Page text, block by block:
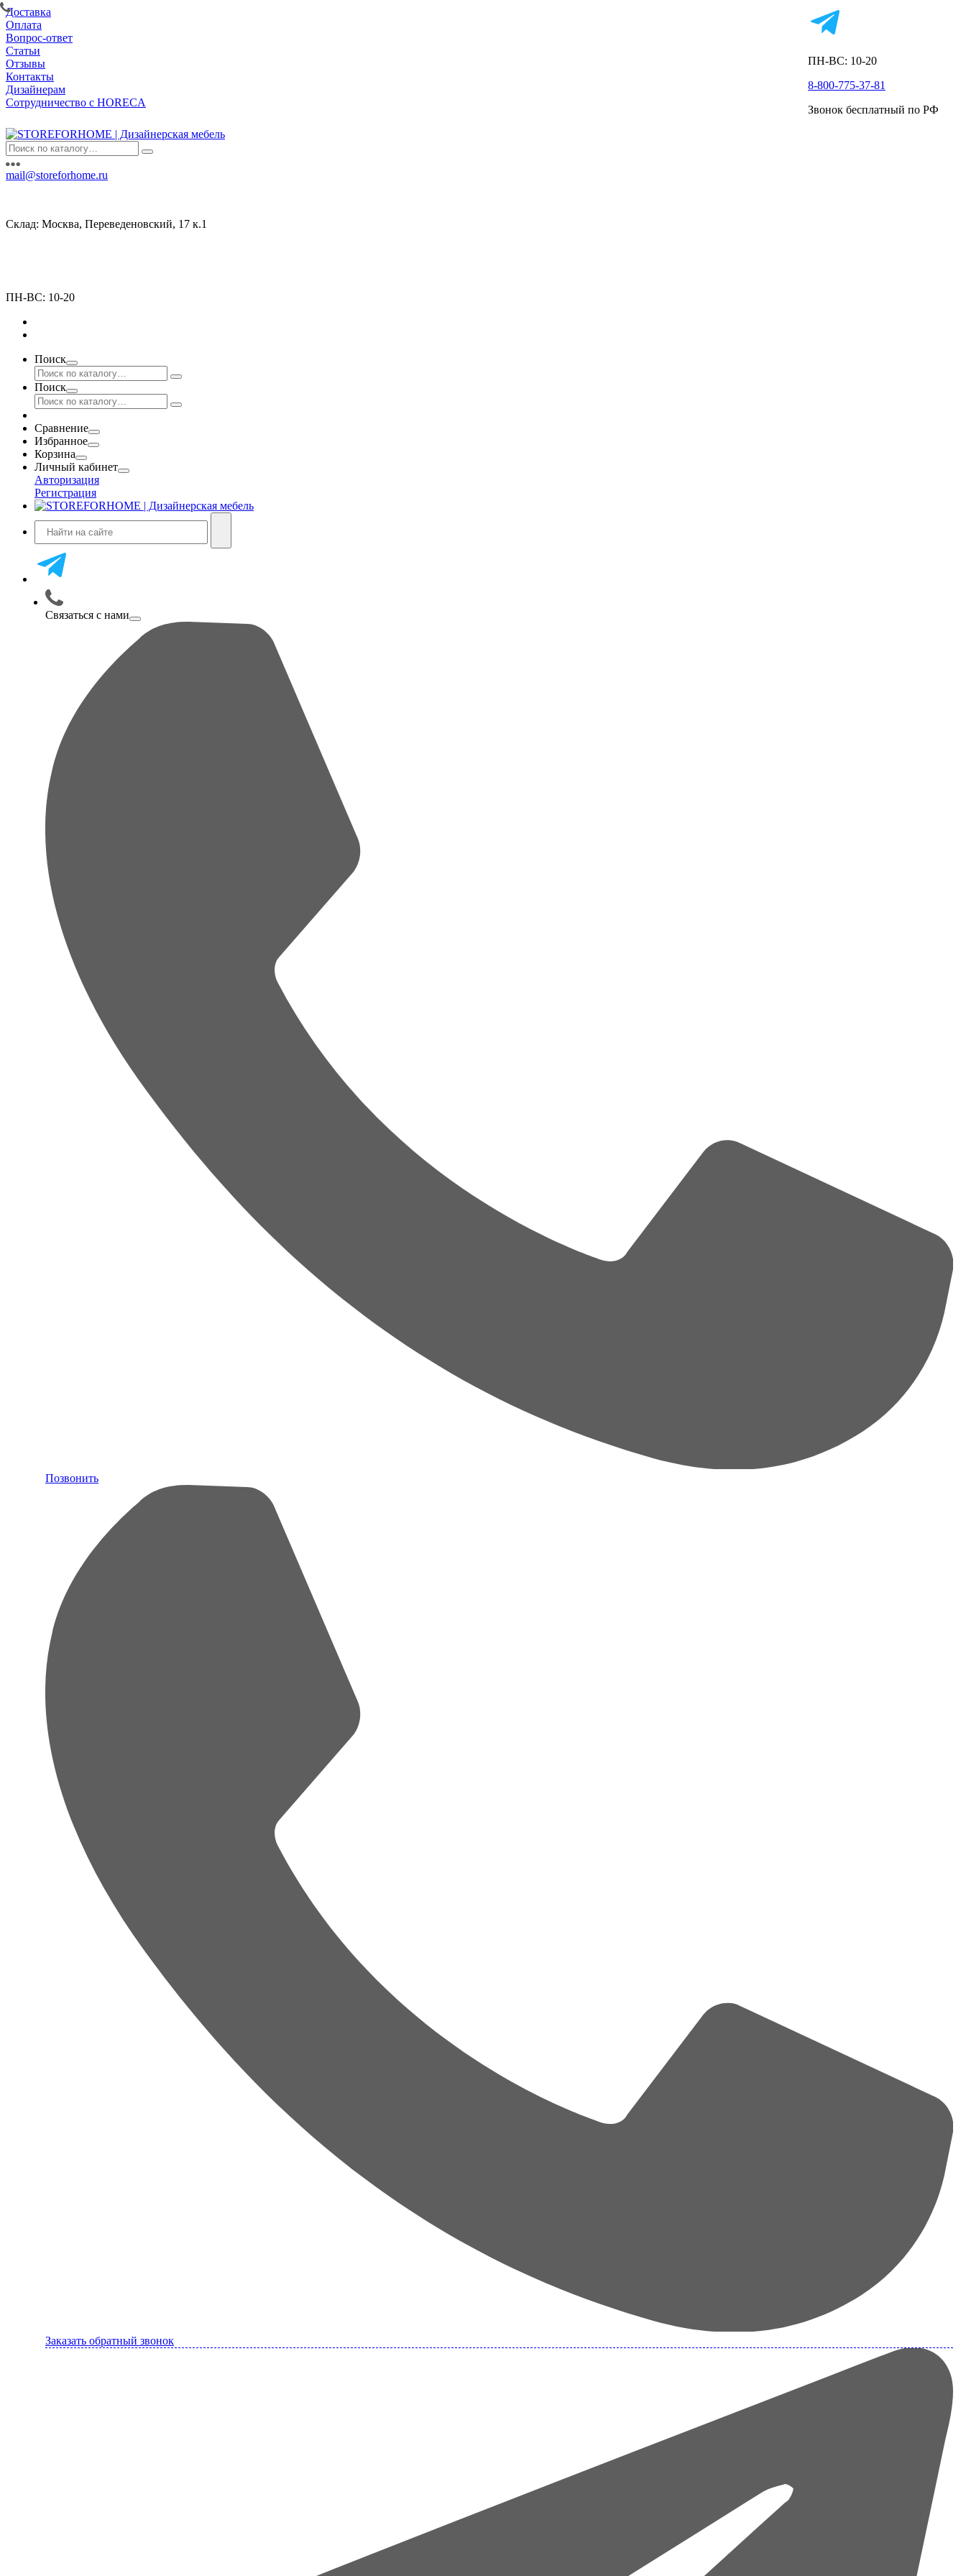
Доставка
Оплата
Вопрос-ответ
Статьи
Отзывы
Контакты
Дизайнерам
Сотрудничество с HORECA
ПН-ВС: 10-20
8-800-775-37-81
Звонок бесплатный по РФ
mail@storeforhome.ru
Склад: Москва, Переведеновский, 17 к.1
ПН-ВС: 10-20
Поиск
Поиск
Сравнение
Избранное
Корзина
Личный кабинет
Авторизация
Регистрация
Связаться с нами
Позвонить
Заказать обратный звонок